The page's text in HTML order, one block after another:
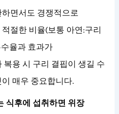
면서도 경쟁적으로
절한 비율(보통 아연:구리
율과 효과가
복용 시 구리 결핍이 생길 수
매우 중요합니다.
식후에 섭취하면 위장